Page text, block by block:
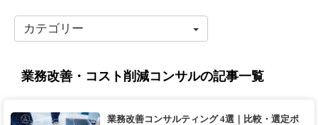
カテゴリー
業務改善・コスト削減コンサルの記事一覧
業務改善コンサルティング 4選｜比較・選定ポ